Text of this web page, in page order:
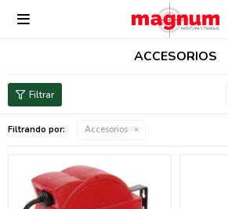

ACCESORIOS
Filtrando por: Accesorios